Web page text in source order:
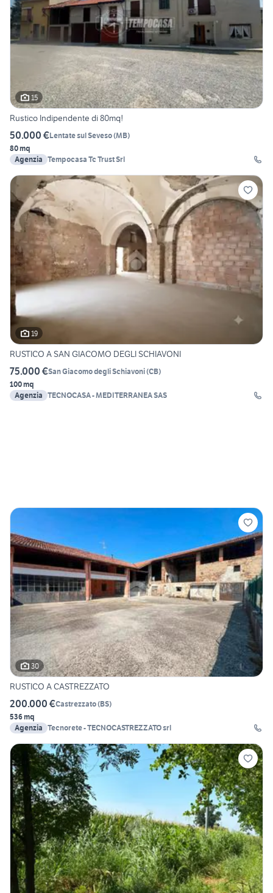
15
Rustico Indipendente di 80mq!
50.000 €Lentate sul Seveso(MB)
80 mq
Agenzia Tempocasa Tc Trust Srl
19
RUSTICO A SAN GIACOMO DEGLI SCHIAVONI
75.000 €San Giacomo degli Schiavoni(CB)
100 mq
Agenzia TECNOCASA - MEDITERRANEA SAS
30
RUSTICO A CASTREZZATO
200.000 €Castrezzato(BS)
536 mq
Agenzia Tecnorete - TECNOCASTREZZATO srl